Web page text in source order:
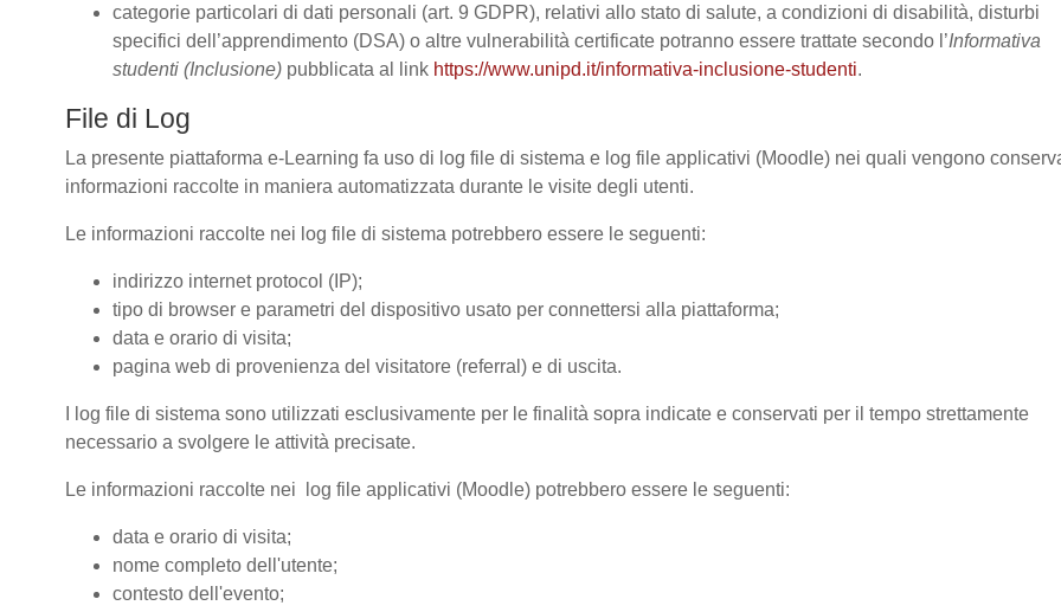
categorie particolari di dati personali (art. 9 GDPR), relativi allo stato di salute, a condizioni di disabilità, disturbi
specifici dell’apprendimento (DSA) o altre vulnerabilità certificate potranno essere trattate secondo l’Informativa
studenti (Inclusione) pubblicata al link https://www.unipd.it/informativa-inclusione-studenti.
File di Log
La presente piattaforma e-Learning fa uso di log file di sistema e log file applicativi (Moodle) nei quali vengono
informazioni raccolte in maniera automatizzata durante le visite degli utenti.
Le informazioni raccolte nei log file di sistema potrebbero essere le seguenti:
indirizzo internet protocol (IP);
tipo di browser e parametri del dispositivo usato per connettersi alla piattaforma;
data e orario di visita;
pagina web di provenienza del visitatore (referral) e di uscita.
I log file di sistema sono utilizzati esclusivamente per le finalità sopra indicate e conservati per il tempo strettamente
necessario a svolgere le attività precisate.
Le informazioni raccolte nei log file applicativi (Moodle) potrebbero essere le seguenti:
data e orario di visita;
nome completo dell'utente;
contesto dell'evento;